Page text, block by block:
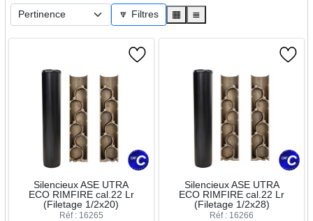
🔽 Filtres ▦ ≣
Silencieux ASE UTRA
ECO RIMFIRE cal.22 Lr
(Filetage 1/2x20)
Réf : 16265
Silencieux ASE UTRA
ECO RIMFIRE cal.22 Lr
(Filetage 1/2x28)
Réf : 16266